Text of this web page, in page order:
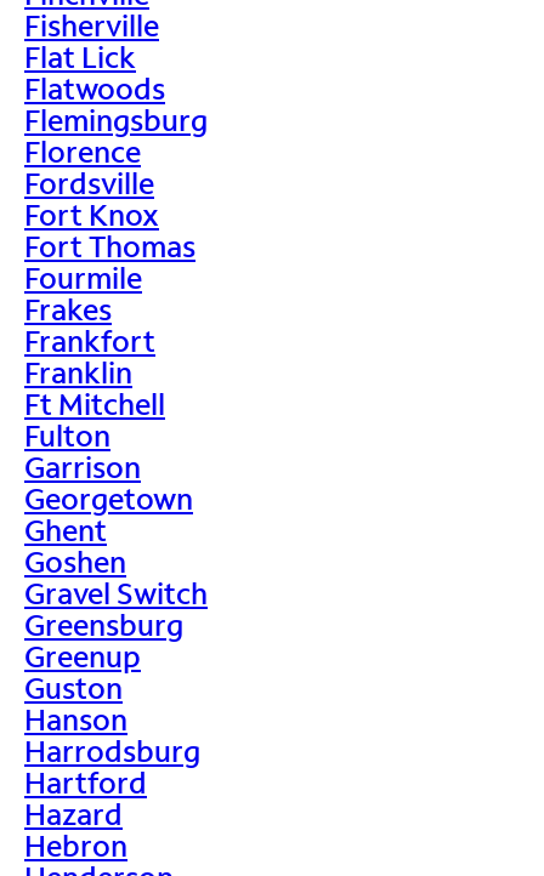
Fisherville
Flat Lick
Flatwoods
Flemingsburg
Florence
Fordsville
Fort Knox
Fort Thomas
Fourmile
Frakes
Frankfort
Franklin
Ft Mitchell
Fulton
Garrison
Georgetown
Ghent
Goshen
Gravel Switch
Greensburg
Greenup
Guston
Hanson
Harrodsburg
Hartford
Hazard
Hebron